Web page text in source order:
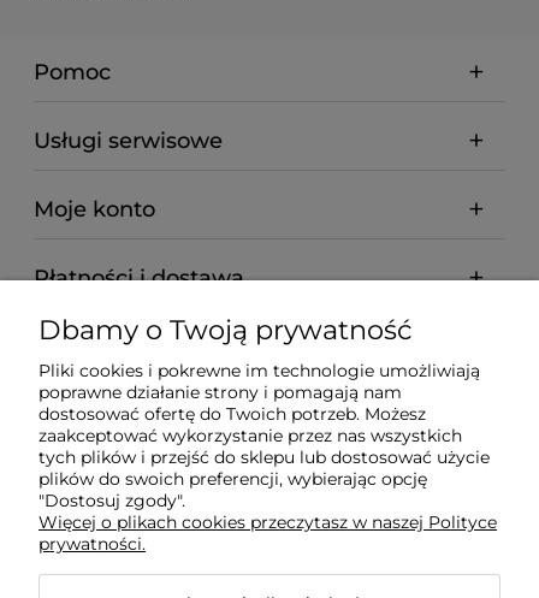
Pomoc
Usługi serwisowe
Moje konto
Płatności i dostawa
Informacje
O nas
Wyposażenie Gastronomii - Projekty Technologiczne -
Sklep Gastronomiczny - Serwis Sprzętu
Gastronomicznego | Gdańsk - Trójmiasto - Pomorskie
Dbamy o Twoją prywatność
Pliki cookies i pokrewne im technologie umożliwiają
poprawne działanie strony i pomagają nam
dostosować ofertę do Twoich potrzeb. Możesz
zaakceptować wykorzystanie przez nas wszystkich
tych plików i przejść do sklepu lub dostosować użycie
plików do swoich preferencji, wybierając opcję
"Dostosuj zgody".
Więcej o plikach cookies przeczytasz w naszej Polityce
prywatności.